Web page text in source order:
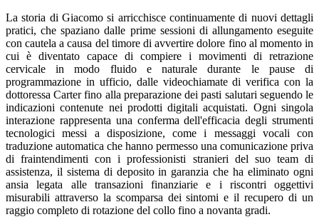
La storia di Giacomo si arricchisce continuamente di nuovi dettagli
pratici, che spaziano dalle prime sessioni di allungamento eseguite
con cautela a causa del timore di avvertire dolore fino al momento in
cui è diventato capace di compiere i movimenti di retrazione
cervicale in modo fluido e naturale durante le pause di
programmazione in ufficio, dalle videochiamate di verifica con la
dottoressa Carter fino alla preparazione dei pasti salutari seguendo le
indicazioni contenute nei prodotti digitali acquistati. Ogni singola
interazione rappresenta una conferma dell'efficacia degli strumenti
tecnologici messi a disposizione, come i messaggi vocali con
traduzione automatica che hanno permesso una comunicazione priva
di fraintendimenti con i professionisti stranieri del suo team di
assistenza, il sistema di deposito in garanzia che ha eliminato ogni
ansia legata alle transazioni finanziarie e i riscontri oggettivi
misurabili attraverso la scomparsa dei sintomi e il recupero di un
raggio completo di rotazione del collo fino a novanta gradi.